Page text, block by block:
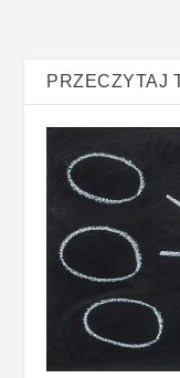
PRZECZYTAJ